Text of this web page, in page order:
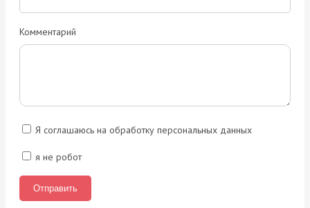
Комментарий
Я соглашаюсь на обработку персональных данных
я не робот